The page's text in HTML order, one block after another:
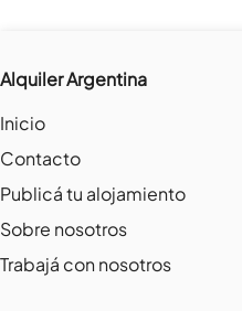
Alquiler Argentina
Inicio
Contacto
Publicá tu alojamiento
Sobre nosotros
Trabajá con nosotros